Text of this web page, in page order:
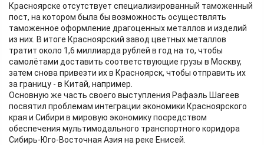
Красноярске отсутствует специализированный таможенный
пост, на котором была бы возможность осуществлять
таможенное оформление драгоценных металлов и изделий
из них. В итоге Красноярский завод цветных металлов
тратит около 1,6 миллиарда рублей в год на то, чтобы
самолётами доставить соответствующие грузы в Москву,
затем снова привезти их в Красноярск, чтобы отправить их
за границу - в Китай, например.
Основную же часть своего выступления Рафаэль Шагеев
посвятил проблемам интеграции экономики Красноярского
края и Сибири в мировую экономику посредством
обеспечения мультимодального транспортного коридора
Сибирь-Юго-Восточная Азия на реке Енисей.